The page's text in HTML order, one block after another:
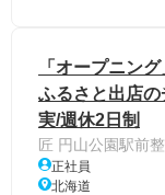
「オープニン
ふるさと出店
実/週休2日制
匠 円山公園駅前
正社員
北海道